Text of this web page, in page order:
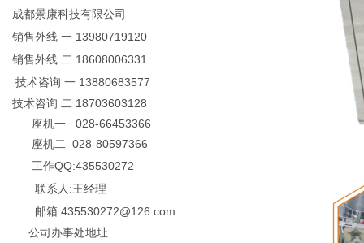
成都景康科技有限公司
销售外线 一 13980719120
销售外线 二 18608006331
技术咨询 一 13880683577
技术咨询 二 18703603128
座机一 028-66453366
座机二 028-80597366
工作QQ:435530272
联系人:王经理
邮箱:435530272@126.com
公司办事处地址